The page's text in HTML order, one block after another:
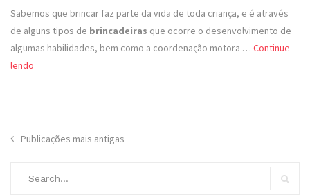
Sabemos que brincar faz parte da vida de toda criança, e é através
de alguns tipos de brincadeiras que ocorre o desenvolvimento de
algumas habilidades, bem como a coordenação motora … Continue
lendo
por
Publicações mais antigas